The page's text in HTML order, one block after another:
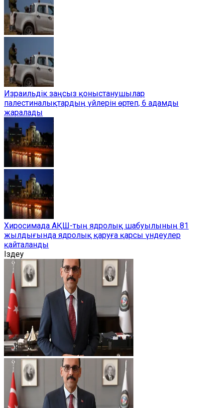
Израильдік заңсыз қоныстанушылар
палестиналықтардың үйлерін өртеп, 6 адамды
жаралады
Хиросимада АҚШ-тың ядролық шабуылының 81
жылдығында ядролық қаруға қарсы үндеулер
қайталанды
Іздеу